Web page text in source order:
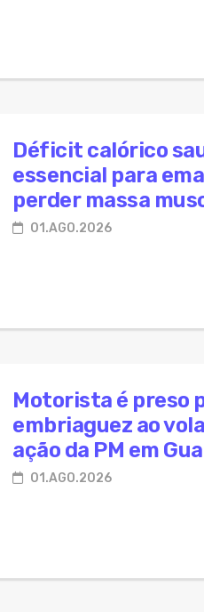
Déficit calórico
essencial para
perder massa
01.AGO.2026
Motorista é preso
embriaguez ao
ação da PM em
01.AGO.2026